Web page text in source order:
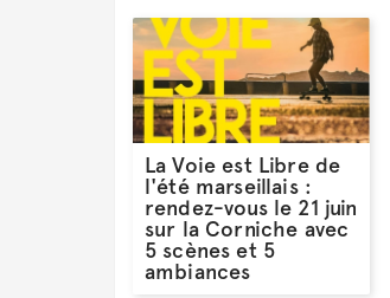
La Voie est Libre de
l'été marseillais :
rendez-vous le 21 juin
sur la Corniche avec
5 scènes et 5
ambiances